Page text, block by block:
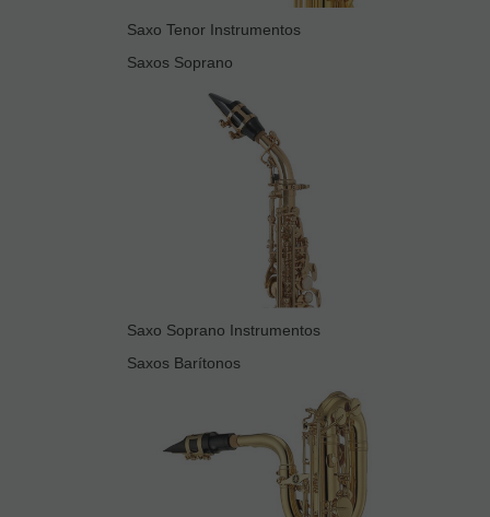
Saxo Tenor Instrumentos
Saxos Soprano
Saxo Soprano Instrumentos
Saxos Barítonos